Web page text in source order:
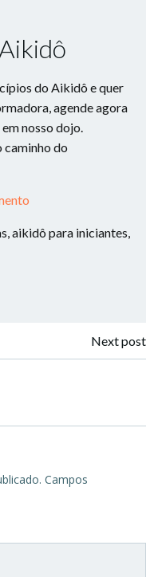
do Aikidô e quer
agende agora
em nosso dojo.
caminho do
aikidô para iniciantes,
Next post
Campos